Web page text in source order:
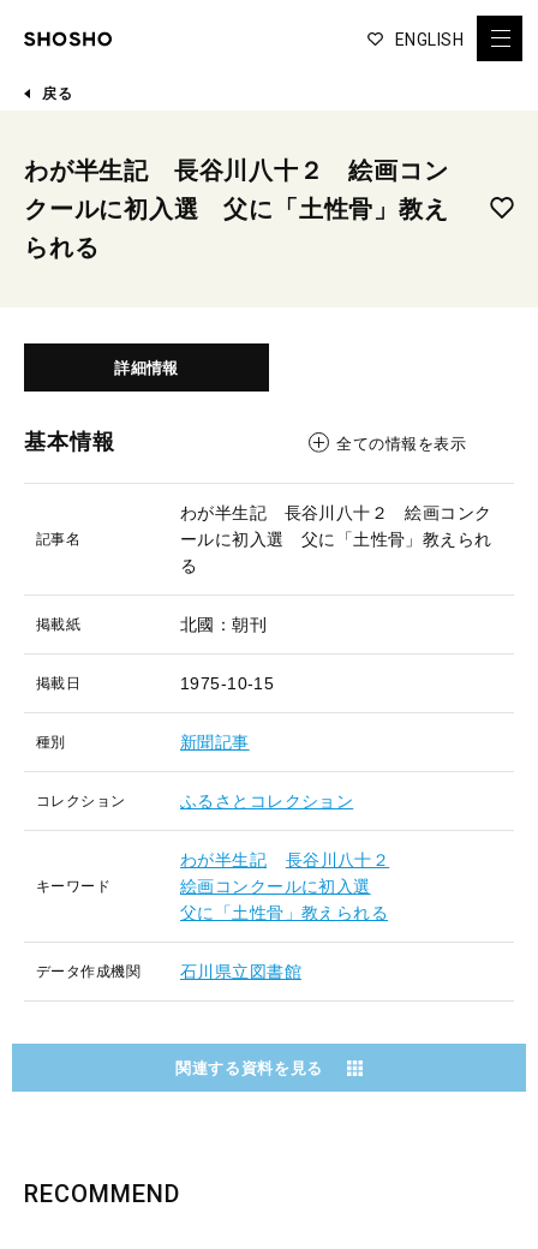
ENGLISH
戻る
わが半生記 長谷川八十２ 絵画コン
クールに初入選 父に「土性骨」教え
られる
詳細情報
基本情報 全ての情報を表示
記事名
わが半生記 長谷川八十２ 絵画コンク
ールに初入選 父に「土性骨」教えられ
る
掲載紙 北國：朝刊
掲載日 1975-10-15
種別 新聞記事
コレクション ふるさとコレクション
キーワード
わが半生記
長谷川八十２
絵画コンクールに初入選
父に「土性骨」教えられる
データ作成機関 石川県立図書館
関連する資料を見る
RECOMMEND